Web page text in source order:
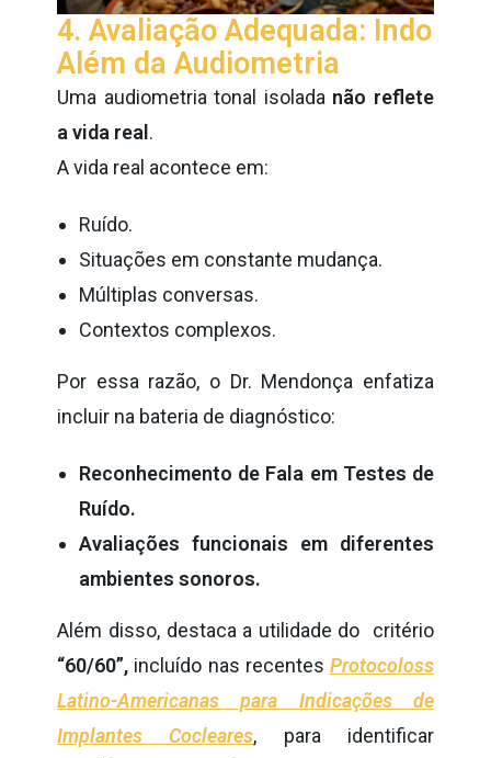
4. Avaliação Adequada: Indo
Além da Audiometria
Uma audiometria tonal isolada não reflete
a vida real .
A vida real acontece em:
Ruído.
Situações em constante mudança.
Múltiplas conversas.
Contextos complexos.
Por essa razão, o Dr. Mendonça enfatiza
incluir na bateria de diagnóstico:
Reconhecimento de Fala em Testes de
Ruído.
Avaliações funcionais em diferentes
ambientes sonoros.
Além disso, destaca a utilidade do critério
“60/60”, incluído nas recentes Protocoloss
Latino-Americanas para Indicações de
Implantes Cocleares, para identificar